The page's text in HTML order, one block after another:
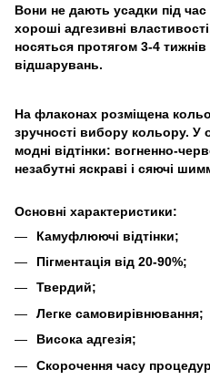
Вони не дають усадки під
хороші адгезивні
носяться протягом 3-4 тижнів
відшарувань.
На флаконах розміщена
зручності вибору кольору. У
модні відтінки: вогненно-
незабутні яскраві і сяючі
Основні характеристики:
Камуфлюючі відтінки;
Пігментація від 20-90%;
Твердий;
Легке самовирівнювання;
Висока адгезія;
Скорочення часу